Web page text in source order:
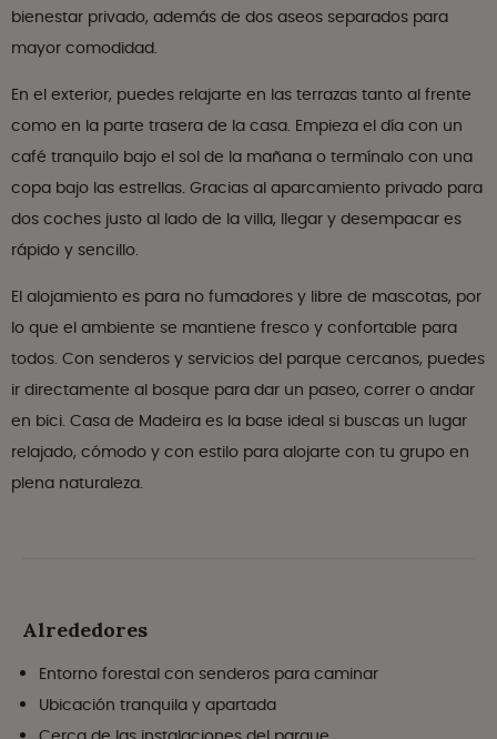
bienestar privado, además de dos aseos separados para
mayor comodidad.
En el exterior, puedes relajarte en las terrazas tanto al frente
como en la parte trasera de la casa. Empieza el día con un
café tranquilo bajo el sol de la mañana o termínalo con una
copa bajo las estrellas. Gracias al aparcamiento privado para
dos coches justo al lado de la villa, llegar y desempacar es
rápido y sencillo.
El alojamiento es para no fumadores y libre de mascotas, por
lo que el ambiente se mantiene fresco y confortable para
todos. Con senderos y servicios del parque cercanos, puedes
ir directamente al bosque para dar un paseo, correr o andar
en bici. Casa de Madeira es la base ideal si buscas un lugar
relajado, cómodo y con estilo para alojarte con tu grupo en
plena naturaleza.
Alrededores
Entorno forestal con senderos para caminar
Ubicación tranquila y apartada